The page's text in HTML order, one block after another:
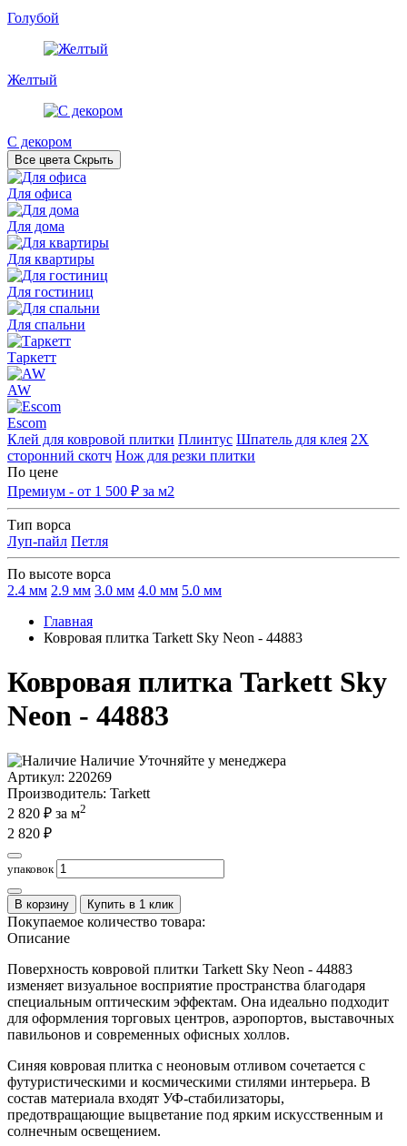
Голубой
Желтый
С декором
Все цвета Скрыть
Для офиса
Для дома
Для квартиры
Для гостиниц
Для спальни
Таркетт
AW
Escom
Клей для ковровой плитки Плинтус Шпатель для клея 2Х
сторонний скотч Нож для резки плитки
По цене
Премиум - от 1 500 ₽ за м2
Тип ворса
Луп-пайл Петля
По высоте ворса
2.4 мм 2.9 мм 3.0 мм 4.0 мм 5.0 мм
Главная
Ковровая плитка Tarkett Sky Neon - 44883
Ковровая плитка Tarkett Sky
Neon - 44883
Наличие Уточняйте у менеджера
Артикул: 220269
Производитель: Tarkett
2 820 ₽ за м2
2 820 ₽
упаковок
В корзину Купить в 1 клик
Покупаемое количество товара:
Описание
Поверхность ковровой плитки Tarkett Sky Neon - 44883
изменяет визуальное восприятие пространства благодаря
специальным оптическим эффектам. Она идеально подходит
для оформления торговых центров, аэропортов, выставочных
павильонов и современных офисных холлов.
Синяя ковровая плитка с неоновым отливом сочетается с
футуристическими и космическими стилями интерьера. В
состав материала входят УФ-стабилизаторы,
предотвращающие выцветание под ярким искусственным и
солнечным освещением.